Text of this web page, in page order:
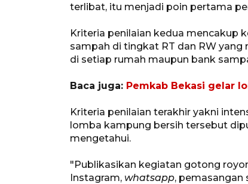
terlibat, itu menjadi poin pertama
Kriteria penilaian kedua mencakup
sampah di tingkat RT dan RW
di setiap rumah maupun bank
Baca juga: Pemkab Bekasi gelar
Kriteria penilaian terakhir yakni
lomba kampung bersih tersebut
mengetahui.
"Publikasikan kegiatan gotong
Instagram, whatsapp, pemasangan